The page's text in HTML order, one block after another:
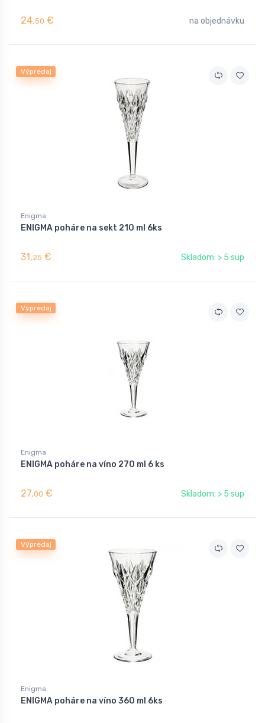
24,50 € na objednávku
Výpredaj
Enigma
ENIGMA poháre na sekt 210 ml 6ks
31,25 € Skladom: > 5 sup
Výpredaj
Enigma
ENIGMA poháre na víno 270 ml 6 ks
27,00 € Skladom: > 5 sup
Výpredaj
Enigma
ENIGMA poháre na víno 360 ml 6ks